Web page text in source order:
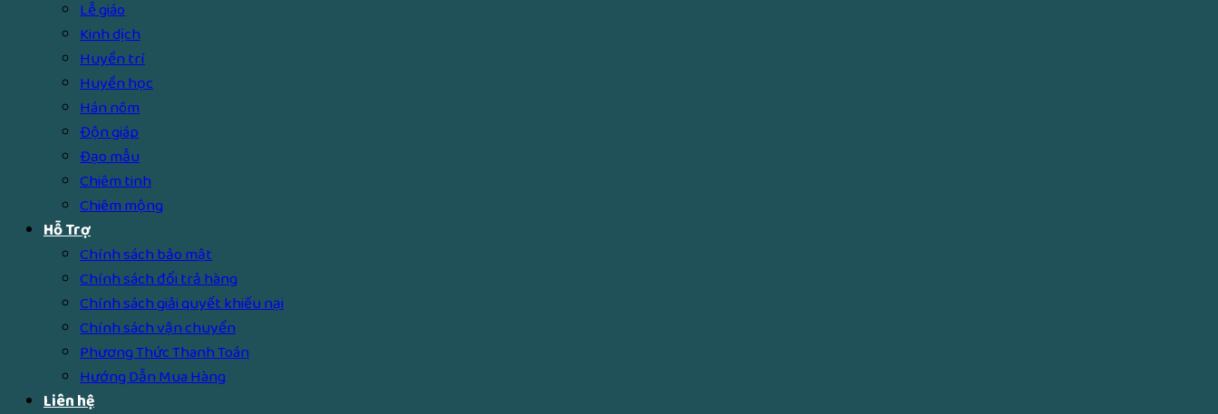
Lễ giáo
Kinh dịch
Huyền trí
Huyền học
Hán nôm
Độn giáp
Đạo mẫu
Chiêm tinh
Chiêm mộng
Hỗ Trợ
Chính sách bảo mật
Chính sách đổi trả hàng
Chính sách giải quyết khiếu nại
Chính sách vận chuyển
Phương Thức Thanh Toán
Hướng Dẫn Mua Hàng
Liên hệ